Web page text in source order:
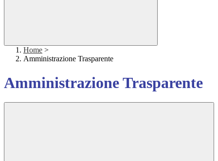
Home >
Amministrazione Trasparente
Amministrazione Trasparente